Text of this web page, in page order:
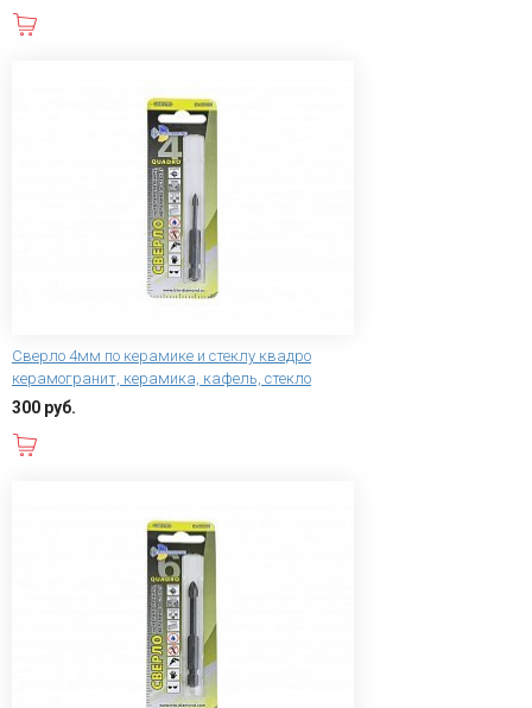
Сверло 4мм по керамике и стеклу квадро
керамогранит, керамика, кафель, стекло
300 руб.